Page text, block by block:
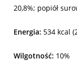
20,8%; popiół
Energia: 534 kcal
Wilgotność: 10%